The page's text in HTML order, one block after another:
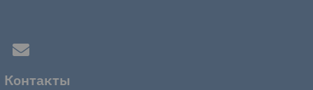
Контакты